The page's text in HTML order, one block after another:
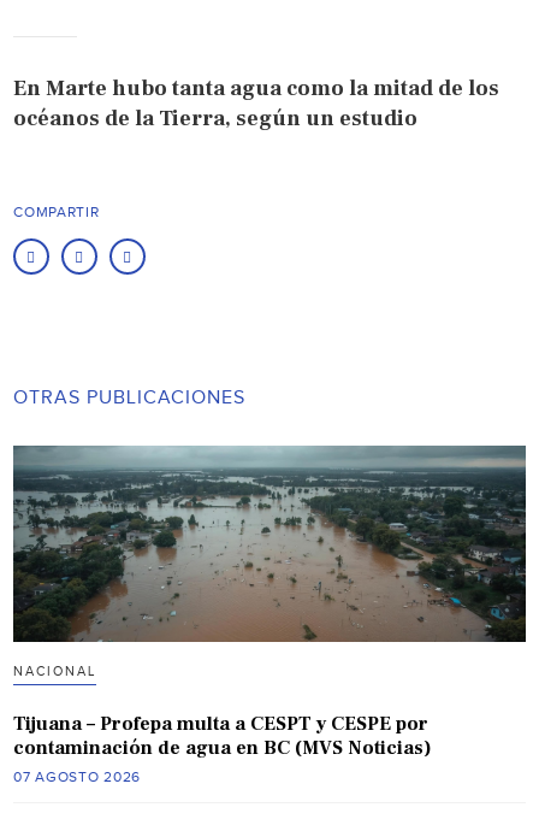
En Marte hubo tanta agua como la mitad de los
océanos de la Tierra, según un estudio
COMPARTIR
OTRAS PUBLICACIONES
NACIONAL
Tijuana – Profepa multa a CESPT y CESPE por
contaminación de agua en BC (MVS Noticias)
07 AGOSTO 2026